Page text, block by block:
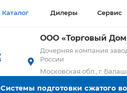
Каталог Дилеры Сервис
ООО «Торговый
Дочерняя компания
России
Московская обл., г.
Системы подготовки сжатого